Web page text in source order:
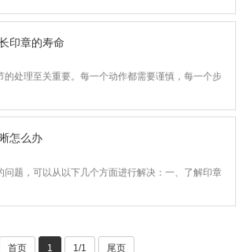
印章的寿命
的处理至关重要。每一个动作都需要谨慎，每一个步
怎么办
问题，可以从以下几个方面进行解决：一、了解印章
首页 1 1/1 尾页